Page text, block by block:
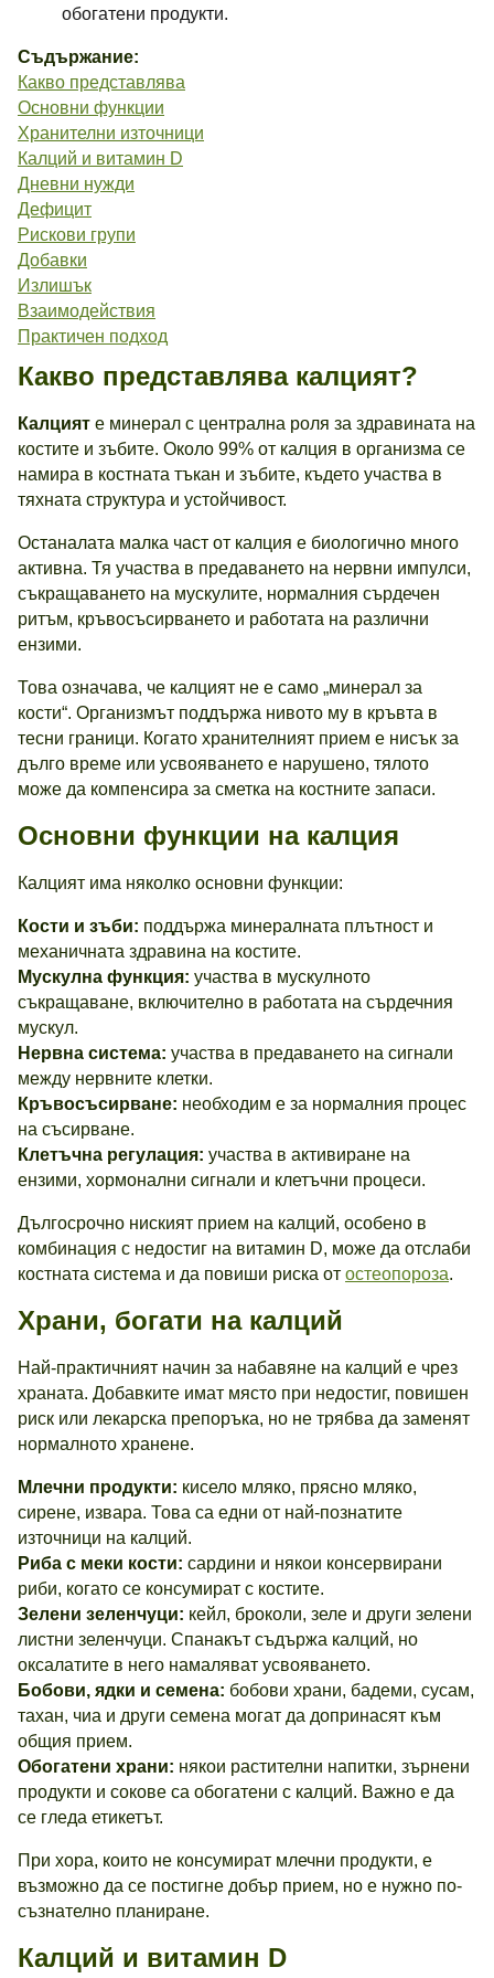
обогатени продукти.
Съдържание:
Какво представлява
Основни функции
Хранителни източници
Калций и витамин D
Дневни нужди
Дефицит
Рискови групи
Добавки
Излишък
Взаимодействия
Практичен подход
Какво представлява калцият?
Калцият е минерал с централна роля за здравината на
костите и зъбите. Около 99% от калция в организма се
намира в костната тъкан и зъбите, където участва в
тяхната структура и устойчивост.
Останалата малка част от калция е биологично много
активна. Тя участва в предаването на нервни импулси,
съкращаването на мускулите, нормалния сърдечен
ритъм, кръвосъсирването и работата на различни
ензими.
Това означава, че калцият не е само „минерал за
кости“. Организмът поддържа нивото му в кръвта в
тесни граници. Когато хранителният прием е нисък за
дълго време или усвояването е нарушено, тялото
може да компенсира за сметка на костните запаси.
Основни функции на калция
Калцият има няколко основни функции:
Кости и зъби: поддържа минералната плътност и
механичната здравина на костите.
Мускулна функция: участва в мускулното
съкращаване, включително в работата на сърдечния
мускул.
Нервна система: участва в предаването на сигнали
между нервните клетки.
Кръвосъсирване: необходим е за нормалния процес
на съсирване.
Клетъчна регулация: участва в активиране на
ензими, хормонални сигнали и клетъчни процеси.
Дългосрочно ниският прием на калций, особено в
комбинация с недостиг на витамин D, може да отслаби
костната система и да повиши риска от остеопороза.
Храни, богати на калций
Най-практичният начин за набавяне на калций е чрез
храната. Добавките имат място при недостиг, повишен
риск или лекарска препоръка, но не трябва да заменят
нормалното хранене.
Млечни продукти: кисело мляко, прясно мляко,
сирене, извара. Това са едни от най-познатите
източници на калций.
Риба с меки кости: сардини и някои консервирани
риби, когато се консумират с костите.
Зелени зеленчуци: кейл, броколи, зеле и други зелени
листни зеленчуци. Спанакът съдържа калций, но
оксалатите в него намаляват усвояването.
Бобови, ядки и семена: бобови храни, бадеми, сусам,
тахан, чиа и други семена могат да допринасят към
общия прием.
Обогатени храни: някои растителни напитки, зърнени
продукти и сокове са обогатени с калций. Важно е да
се гледа етикетът.
При хора, които не консумират млечни продукти, е
възможно да се постигне добър прием, но е нужно по-
съзнателно планиране.
Калций и витамин D